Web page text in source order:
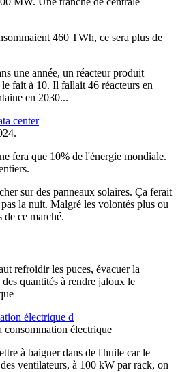
460 TWh, ce sera plus de
une année, un réacteur produit
fait à 10. Il fallait 46 réacteurs en
en 2030...
fera que 10% de l'énergie mondiale.
sur des panneaux solaires. Ça ferait
la nuit. Malgré les volontés plus ou
de ce marché.
refroidir les puces, évacuer la
quantités à rendre jaloux le
consommation électrique
à baigner dans de l'huile car le
ventilateurs, à 100 kW par rack, on